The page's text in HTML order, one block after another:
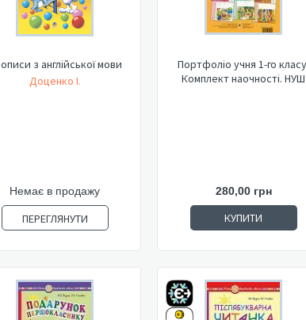
з англійської мови
Доценко І.
Немає в продажу
ПЕРЕГЛЯНУТИ
Портфоліо учня 1-го
Комплект наочності. НУШ
280,00 грн
КУПИТИ